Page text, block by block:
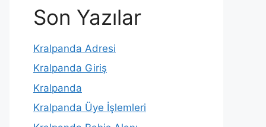
Son Yazılar
Kralpanda Adresi
Kralpanda Giriş
Kralpanda
Kralpanda Üye İşlemleri